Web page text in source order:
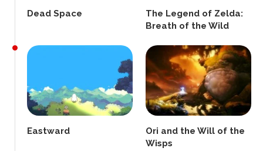
Dead Space
The Legend of Zelda:
Breath of the Wild
Eastward
Ori and the Will of the
Wisps